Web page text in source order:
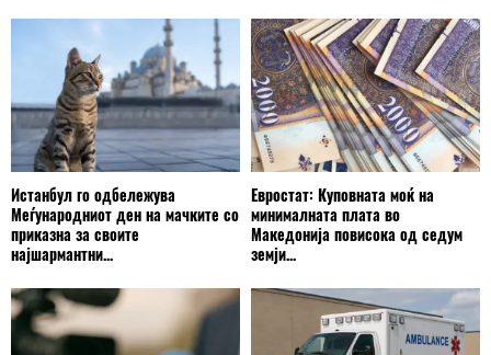
Истанбул го одбележува
Меѓународниот ден на мачките со
приказна за своите
најшармантни...
Евростат: Куповната моќ на
минималната плата во
Македонија повисока од седум
земји...